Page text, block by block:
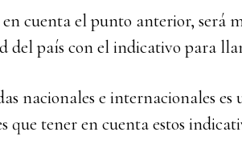
en cuenta el punto anterior, será
del país con el indicativo para
nacionales e internacionales
que tener en cuenta estos